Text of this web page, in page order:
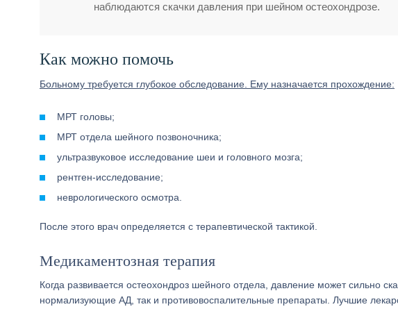
наблюдаются скачки давления при шейном остеохондрозе.
Как можно помочь
Больному требуется глубокое обследование. Ему назначается прохождение:
МРТ головы;
МРТ отдела шейного позвоночника;
ультразвуковое исследование шеи и головного мозга;
рентген-исследование;
неврологического осмотра.
После этого врач определяется с терапевтической тактикой.
Медикаментозная терапия
Когда развивается остеохондроз шейного отдела, давление может сильно
нормализующие АД, так и противовоспалительные препараты. Лучшие